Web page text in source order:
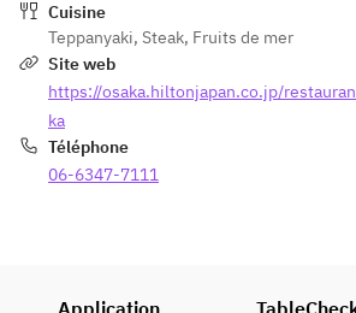
Cuisine
Teppanyaki, Steak, Fruits de mer
Site web
https://osaka.hiltonjapan.co.jp/
ka
Téléphone
06-6347-7111
Application